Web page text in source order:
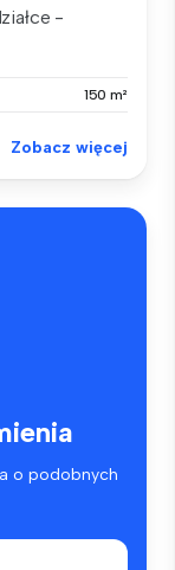
-
150 m²
Zobacz więcej
o podobnych